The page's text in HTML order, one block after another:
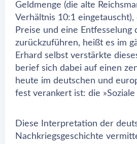
Geldmenge (die alte
Verhältnis 10:1
Preise und eine Entfesselung
zurückzuführen, heißt es im
Erhard selbst verstärkte
berief sich dabei auf einen
heute im deutschen und
fest verankert ist: die
Diese Interpretation der
Nachkriegsgeschichte